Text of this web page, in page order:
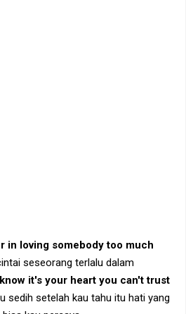
in loving somebody too much
seseorang terlalu dalam
it's your heart you can't trust
sedih setelah kau tahu itu hati yang